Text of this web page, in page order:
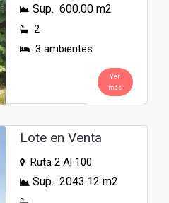
Sup. 600.00 m2
2
3 ambientes
Ver
más
Lote en Venta
Ruta 2 Al 100
Sup. 2043.12 m2